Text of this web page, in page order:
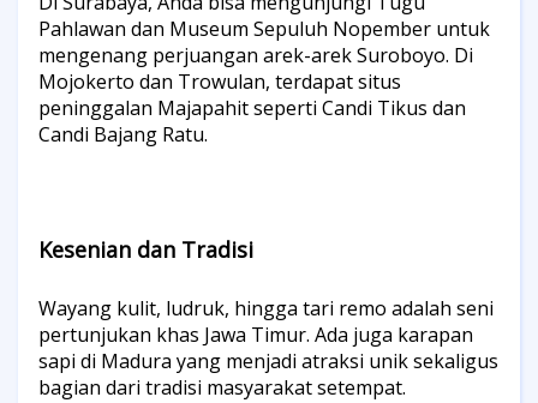
Pahlawan dan Museum Sepuluh Nopember untuk
mengenang perjuangan arek-arek Suroboyo. Di
Mojokerto dan Trowulan, terdapat situs
peninggalan Majapahit seperti Candi Tikus dan
Candi Bajang Ratu.
Kesenian dan Tradisi
Wayang kulit, ludruk, hingga tari remo adalah seni
pertunjukan khas Jawa Timur. Ada juga karapan
sapi di Madura yang menjadi atraksi unik sekaligus
bagian dari tradisi masyarakat setempat.